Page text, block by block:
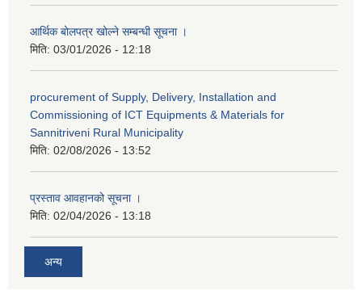
आर्थिक बोलपत्र खोल्ने सम्बन्धी सूचना ।
मिति: 03/01/2026 - 12:18
procurement of Supply, Delivery, Installation and
Commissioning of ICT Equipments & Materials for
Sannitriveni Rural Municipality
मिति: 02/08/2026 - 13:52
प्रस्ताव आवहानको सूचना ।
मिति: 02/04/2026 - 13:18
अन्य